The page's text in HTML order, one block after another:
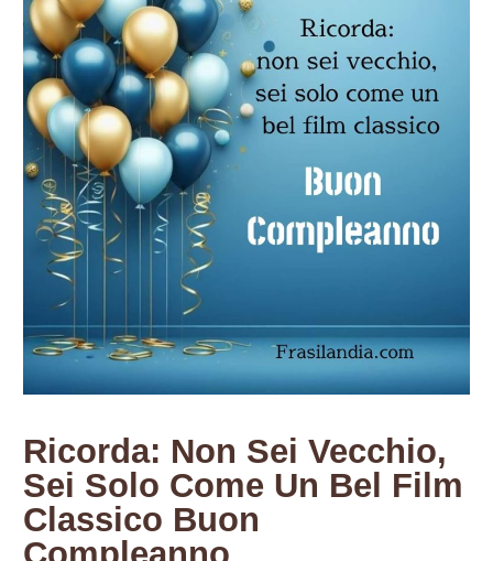
Ricorda: Non Sei Vecchio,
Sei Solo Come Un Bel Film
Classico Buon